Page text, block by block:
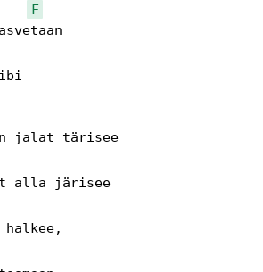
F
alla järisee
halkee,